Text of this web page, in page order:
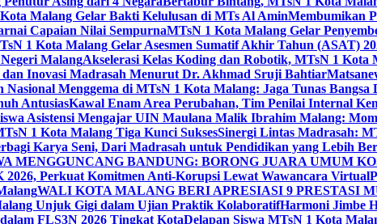
Malang Gelar Bakti Kelulusan di MTs Al AminMembumikan
Capaian Nilai SempurnaMTsN 1 Kota Malang Gelar
1 Kota Malang Gelar Asesmen Sumatif Akhir Tahun (ASAT)
MalangAkselerasi Kelas Koding dan Robotik, MTsN 1 Kota
Inovasi Madrasah Menurut Dr. Akhmad Sruji Bahtiar
Nasional Menggema di MTsN 1 Kota Malang: Jaga Tunas Bangsa
AntusiasKawal Enam Area Perubahan, Tim Penilai Internal
Asistensi Mengajar UIN Maulana Malik Ibrahim Malang:
1 Kota Malang Tiga Kunci SuksesSinergi Lintas Madrasah:
Karya Seni, Dari Madrasah untuk Pendidikan yang Lebih
MENGGUNCANG BANDUNG: BORONG JUARA UMUM
Perkuat Komitmen Anti-Korupsi Lewat Wawancara Virtual
WALI KOTA MALANG BERI APRESIASI 9 PRESTASI
Unjuk Gigi dalam Ujian Praktik KolaboratifHarmoni Jimbe
FLS3N 2026 Tingkat KotaDelapan Siswa MTsN 1 Kota